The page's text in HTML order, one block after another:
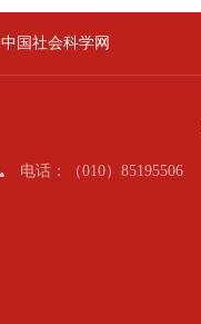
中国社会科学网
电话：（010）85195506